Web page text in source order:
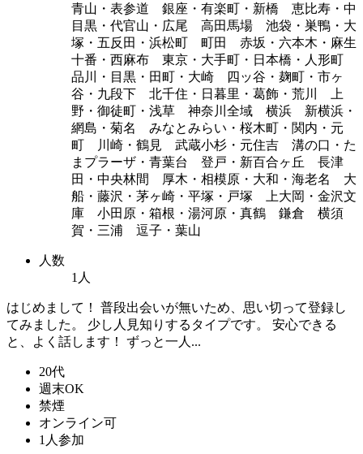
青山・表参道 銀座・有楽町・新橋 恵比寿・中
目黒・代官山・広尾 高田馬場 池袋・巣鴨・大
塚・五反田・浜松町 町田 赤坂・六本木・麻生
十番・西麻布 東京・大手町・日本橋・人形町
品川・目黒・田町・大崎 四ッ谷・麹町・市ヶ
谷・九段下 北千住・日暮里・葛飾・荒川 上
野・御徒町・浅草 神奈川全域 横浜 新横浜・
網島・菊名 みなとみらい・桜木町・関内・元
町 川崎・鶴見 武蔵小杉・元住吉 溝の口・た
まプラーザ・青葉台 登戸・新百合ヶ丘 長津
田・中央林間 厚木・相模原・大和・海老名 大
船・藤沢・茅ヶ崎・平塚・戸塚 上大岡・金沢文
庫 小田原・箱根・湯河原・真鶴 鎌倉 横須
賀・三浦 逗子・葉山
人数
1人
はじめまして！ 普段出会いが無いため、思い切って登録し
てみました。 少し人見知りするタイプです。 安心できる
と、よく話します！ ずっと一人...
20代
週末OK
禁煙
オンライン可
1人参加